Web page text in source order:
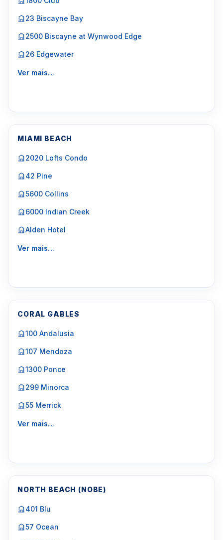
23 Biscayne Bay
2500 Biscayne at Wynwood Edge
26 Edgewater
Ver mais…
MIAMI BEACH
2020 Lofts Condo
42 Pine
5600 Collins
6000 Indian Creek
Alden Hotel
Ver mais…
CORAL GABLES
100 Andalusia
107 Mendoza
1300 Ponce
299 Minorca
55 Merrick
Ver mais…
NORTH BEACH (NOBE)
401 Blu
57 Ocean